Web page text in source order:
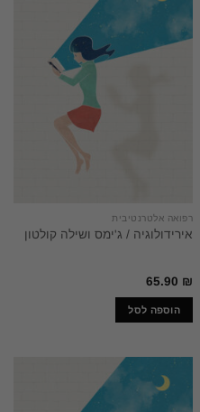
רפואה אלטרנטיבית
אירידולוגיה / ג'ימס ושילה קולטון
65.90 ₪
הוספה לסל